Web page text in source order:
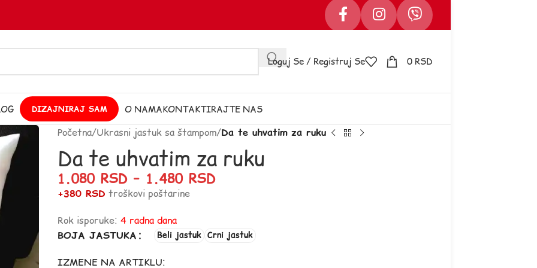
Loguj Se / Registruj Se 0 RSD
DIZAJNIRAJ SAM O NAMAKONTAKTIRAJTE NAS
Početna/Ukrasni jastuk sa štampom/Da te uhvatim za ruku
Da te uhvatim za ruku
1.080 RSD – 1.480 RSD
+380 RSD troškovi poštarine
Rok isporuke: 4 radna dana
BOJA JASTUKA
Beli jastuk Crni jastuk
IZMENE NA ARTIKLU: